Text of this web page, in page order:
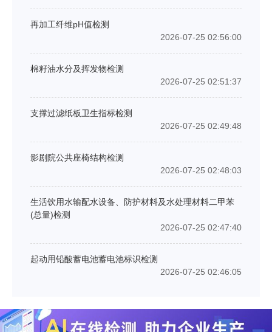
再加工纤维pH值检测
2026-07-25 02:56:00
棉籽油水分及挥发物检测
2026-07-25 02:51:37
支撑过滤纸板卫生指标检测
2026-07-25 02:49:48
影剧院公共座椅结构检测
2026-07-25 02:48:03
生活饮用水输配水设备、防护材料及水处理材料二甲苯
(总量)检测
2026-07-25 02:47:40
起动用铅酸蓄电池蓄电池标识检测
2026-07-25 02:46:05